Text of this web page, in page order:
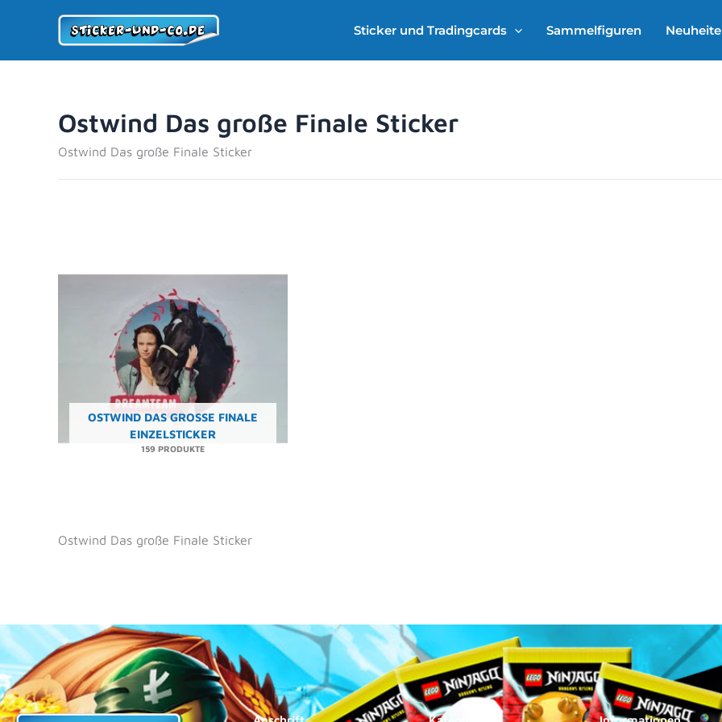
Sticker und Tradingcards Sammelfiguren
Ostwind Das große Finale Sticker
Ostwind Das große Finale Sticker
OSTWIND DAS GROSSE FINALE E
INZELSTICKER
159 PRODUKTE
Ostwind Das große Finale Sticker